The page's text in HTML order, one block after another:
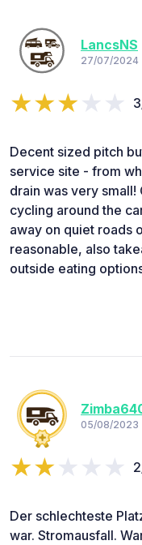
LancsNS
27/07/2024
Decent sized pitch
service site - from
drain was very
cycling around the
away on quiet roads
reasonable, also
outside eating
05/08/2023
Der schlechteste
war. Stromausfall.